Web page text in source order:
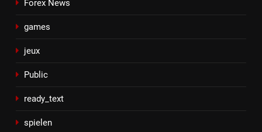
Forex News
games
jeux
Public
ready_text
spielen